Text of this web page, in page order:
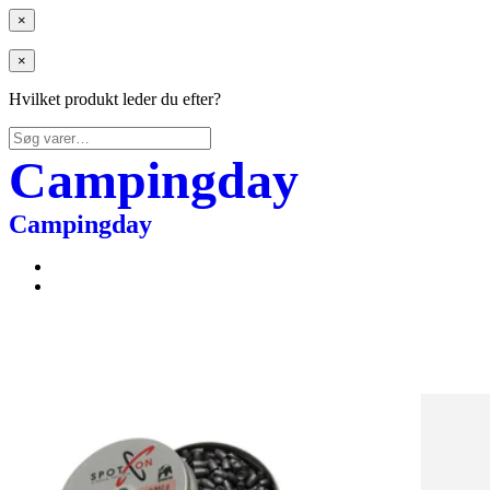
×
×
Hvilket produkt leder du efter?
Søg
efter:
Campingday
Campingday